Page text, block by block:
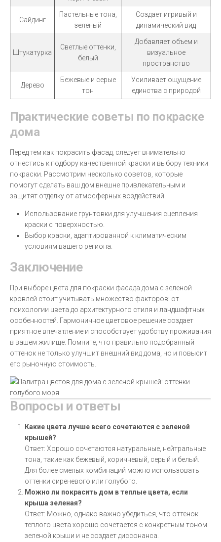
Сайдинг
Пастельные тона,
зеленый
Создает игривый и
динамический вид
Штукатурка
Светлые оттенки,
белый
Добавляет объем и
визуальное
пространство
Дерево
Бежевые и серые
тон
Усиливает ощущение
единства с природой
Практические советы по покраске
дома
Перед тем как покрасить фасад, следует внимательно
отнестись к подбору качественной краски и выбору техники
покраски. Рассмотрим несколько советов, которые
помогут сделать ваш дом внешне привлекательным и
защитят отделку от атмосферных воздействий.
Использование грунтовки для улучшения сцепления
краски с поверхностью.
Выбор краски, адаптированной к климатическим
условиям вашего региона.
Заключение
При выборе цвета для покраски фасада дома с зеленой
кровлей стоит учитывать множество факторов: от
психологии цвета до архитектурного стиля и ландшафтных
особенностей. Гармоничное цветовое решение создает
приятное впечатление и способствует удобству проживания
в вашем жилище. Помните, что правильно подобранный
оттенок не только улучшит внешний вид дома, но и повысит
его рыночную стоимость.
Вопросы и ответы
Какие цвета лучше всего сочетаются с зеленой
крышей?
Ответ: Хорошо сочетаются натуральные, нейтральные
тона, такие как бежевый, коричневый, серый и белый.
Для более смелых комбинаций можно использовать
оттенки сиреневого или голубого.
Можно ли покрасить дом в теплые цвета, если
крыша зеленая?
Ответ: Можно, однако важно убедиться, что оттенок
теплого цвета хорошо сочетается с конкретным тоном
зеленой крыши и не создает диссонанса.